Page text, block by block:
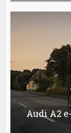
Audi A2